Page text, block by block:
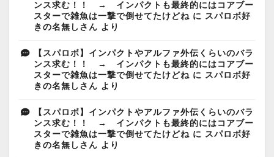
ンス求む！！ → インパクトも最終的にはコアブー
スターで雑魚は一撃で倒せてたけどね に スパロボ好
きの名無しさん より
【スパロボ】インパクトやアルファ外伝くらいのバラ
ンス求む！！ → インパクトも最終的にはコアブー
スターで雑魚は一撃で倒せてたけどね に スパロボ好
きの名無しさん より
【スパロボ】インパクトやアルファ外伝くらいのバラ
ンス求む！！ → インパクトも最終的にはコアブー
スターで雑魚は一撃で倒せてたけどね に スパロボ好
きの名無しさん より